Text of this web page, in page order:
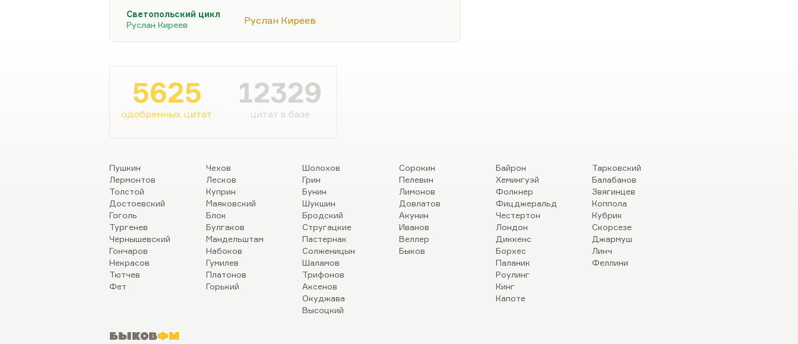
много напечатал хорошей прозы. И «светопольский цикл»
(ранний) тоже прелестный, потому что русская провинция
Лихоносова, Евгения Лукина, а по большому счёту их и нет.
Светопольский цикл
Руслан Киреев
Руслан Киреев
5625
одобренных цитат
12329
цитат в базе
Пушкин
Лермонтов
Толстой
Достоевский
Гоголь
Тургенев
Чернышевский
Гончаров
Некрасов
Тютчев
Фет
Чехов
Лесков
Куприн
Маяковский
Блок
Булгаков
Мандельштам
Набоков
Гумилев
Платонов
Горький
Шолохов
Грин
Бунин
Шукшин
Бродский
Стругацкие
Пастернак
Солженицын
Шаламов
Трифонов
Аксенов
Окуджава
Высоцкий
Сорокин
Пелевин
Лимонов
Довлатов
Акунин
Иванов
Веллер
Быков
Байрон
Хемингуэй
Фолкнер
Фицджеральд
Честертон
Лондон
Диккенс
Борхес
Паланик
Роулинг
Кинг
Капоте
Тарковский
Балабанов
Звягинцев
Коппола
Кубрик
Скорсезе
Джармуш
Линч
Феллини
БыковФМ